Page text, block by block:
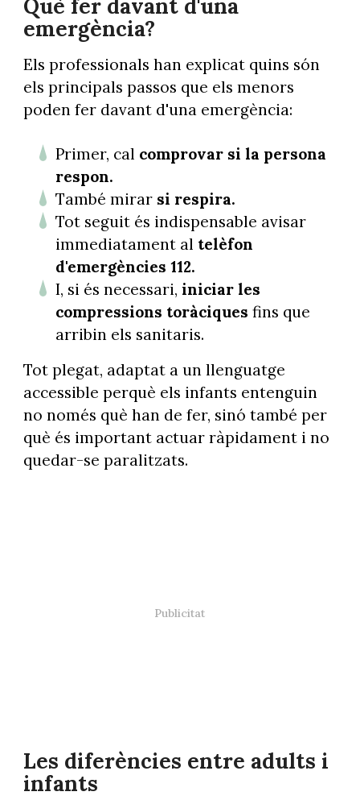
Què fer davant d'una
emergència?
Els professionals han explicat quins són
els principals passos que els menors
poden fer davant d'una emergència:
Primer, cal comprovar si la persona
respon.
També mirar si respira.
Tot seguit és indispensable avisar
immediatament al telèfon
d'emergències 112.
I, si és necessari, iniciar les
compressions toràciques fins que
arribin els sanitaris.
Tot plegat, adaptat a un llenguatge
accessible perquè els infants entenguin
no només què han de fer, sinó també per
què és important actuar ràpidament i no
quedar-se paralitzats.
Les diferències entre adults i
infants